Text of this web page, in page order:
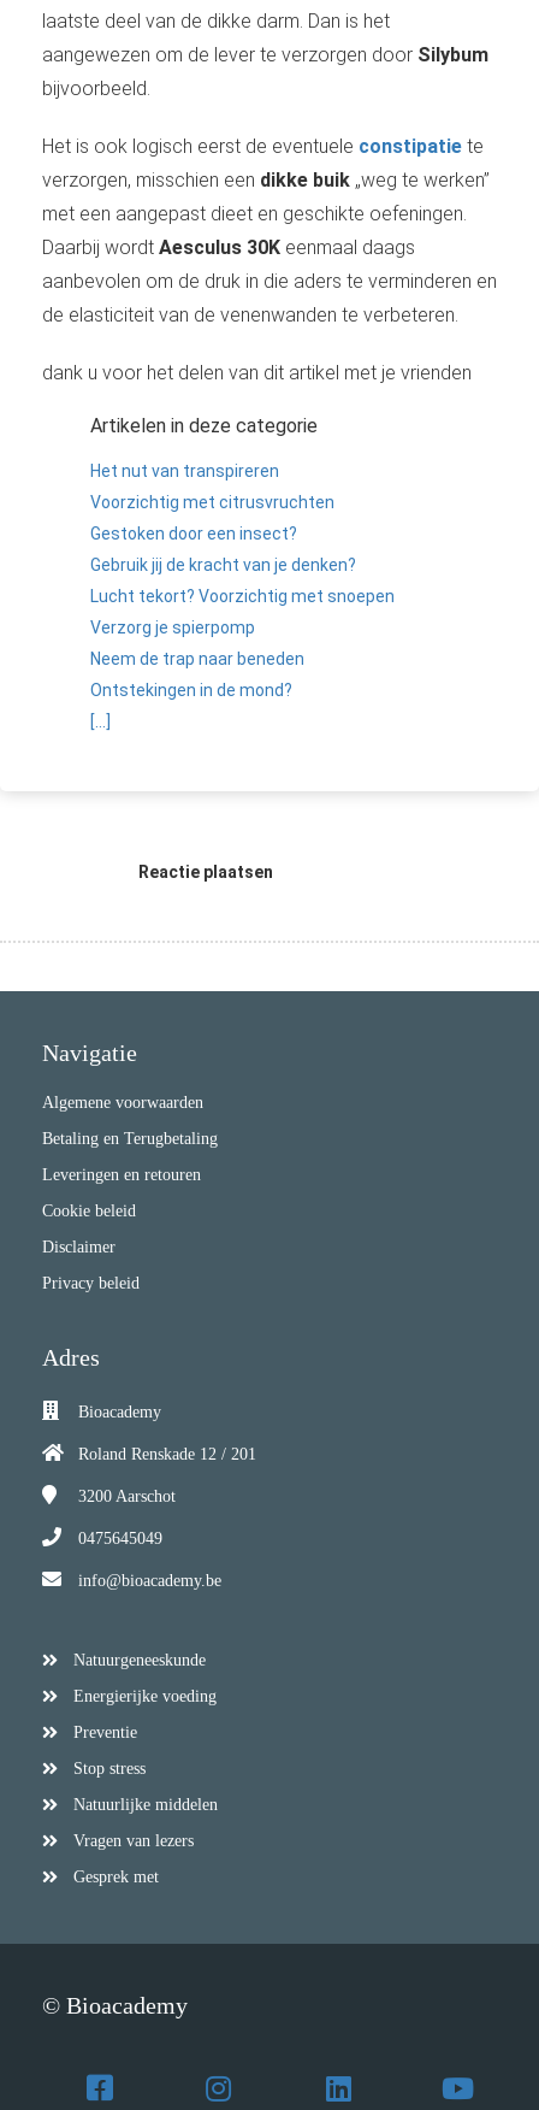
laatste deel van de dikke darm. Dan is het
aangewezen om de lever te verzorgen door Silybum
bijvoorbeeld.
Het is ook logisch eerst de eventuele constipatie te
verzorgen, misschien een dikke buik „weg te werken”
met een aangepast dieet en geschikte oefeningen.
Daarbij wordt Aesculus 30K eenmaal daags
aanbevolen om de druk in die aders te verminderen en
de elasticiteit van de venenwanden te verbeteren.
dank u voor het delen van dit artikel met je vrienden
Artikelen in deze categorie
Het nut van transpireren
Voorzichtig met citrusvruchten
Gestoken door een insect?
Gebruik jij de kracht van je denken?
Lucht tekort? Voorzichtig met snoepen
Verzorg je spierpomp
Neem de trap naar beneden
Ontstekingen in de mond?
[...]
Reactie plaatsen
Navigatie
Algemene voorwaarden
Betaling en Terugbetaling
Leveringen en retouren
Cookie beleid
Disclaimer
Privacy beleid
Adres
Bioacademy
Roland Renskade 12 / 201
3200 Aarschot
0475645049
info@bioacademy.be
Natuurgeneeskunde
Energierijke voeding
Preventie
Stop stress
Natuurlijke middelen
Vragen van lezers
Gesprek met
© Bioacademy